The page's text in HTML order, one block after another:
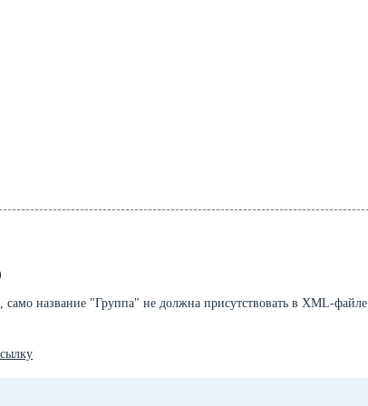
название "Группа" не должна присутствовать в XML-файле